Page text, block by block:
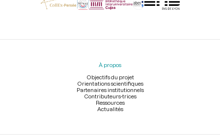
Menu
À propos
Objectifs du projet
Orientations scientifiques
Partenaires institutionnels
Contributeurs-trices
Ressources
Actualités